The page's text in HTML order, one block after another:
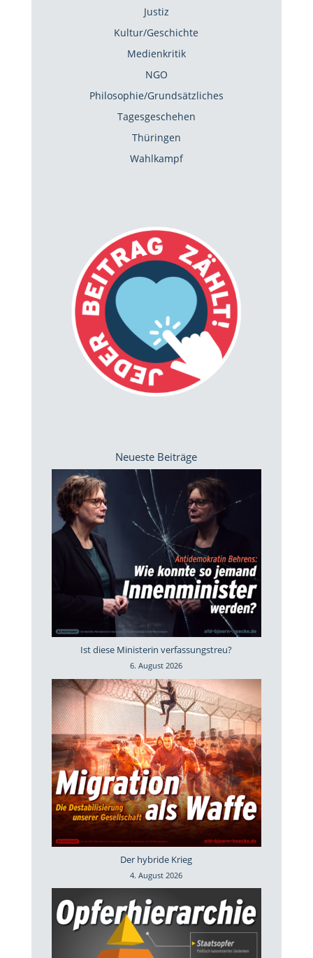
Justiz
Kultur/Geschichte
Medienkritik
NGO
Philosophie/Grundsätzliches
Tagesgeschehen
Thüringen
Wahlkampf
Neueste Beiträge
Ist diese Ministerin verfassungstreu?
6. August 2026
Der hybride Krieg
4. August 2026